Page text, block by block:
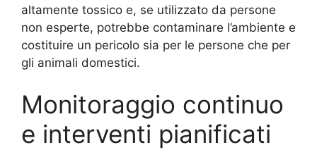
altamente tossico e, se utilizzato da persone
non esperte, potrebbe contaminare l’ambiente e
costituire un pericolo sia per le persone che per
gli animali domestici.
Monitoraggio continuo
e interventi pianificati